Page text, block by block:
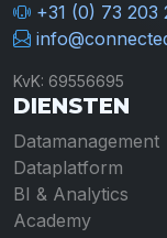
+31 (0) 73 203
KvK: 69556695
DIENSTEN
Datamanagement
Dataplatform
BI & Analytics
Academy